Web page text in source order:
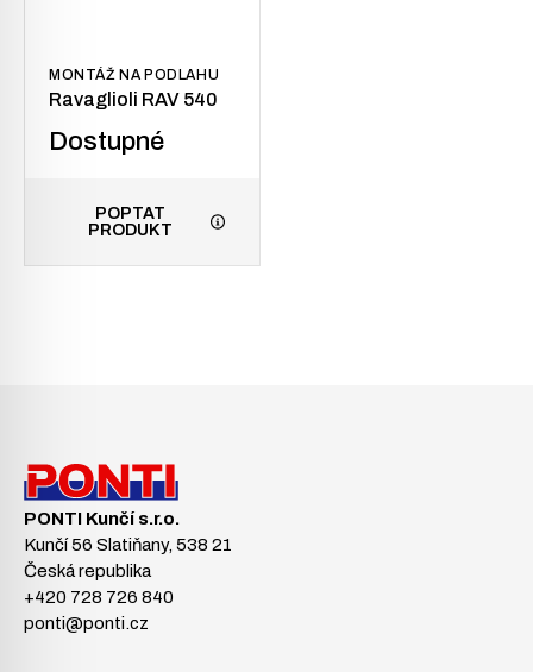
MONTÁŽ NA PODLAHU
Ravaglioli RAV 540
Dostupné
POPTAT
PRODUKT
PONTI Kunčí s.r.o.
Kunčí 56 Slatiňany, 538 21
Česká republika
+420 728 726 840
ponti@ponti.cz